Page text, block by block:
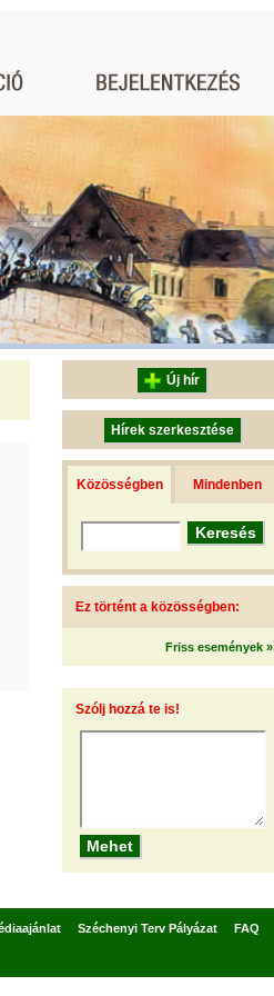
Új hír
Hírek szerkesztése
Közösségben Mindenben
Ez történt a közösségben:
Friss események »
Szólj hozzá te is!
Széchenyi Terv Pályázat FAQ